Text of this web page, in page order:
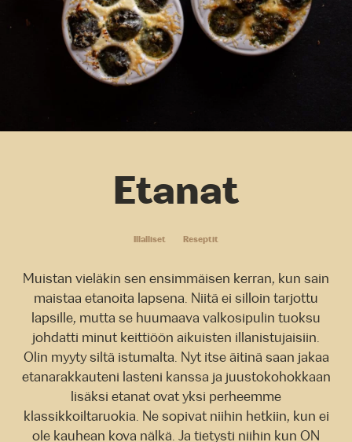
Etanat
Illalliset Reseptit
Muistan vieläkin sen ensimmäisen kerran, kun sain
maistaa etanoita lapsena. Niitä ei silloin tarjottu
lapsille, mutta se huumaava valkosipulin tuoksu
johdatti minut keittiöön aikuisten illanistujaisiin.
Olin myyty siltä istumalta. Nyt itse äitinä saan jakaa
etanarakkauteni lasteni kanssa ja juustokohokkaan
lisäksi etanat ovat yksi perheemme
klassikkoiltaruokia. Ne sopivat niihin hetkiin, kun ei
ole kauhean kova nälkä. Ja tietysti niihin kun ON